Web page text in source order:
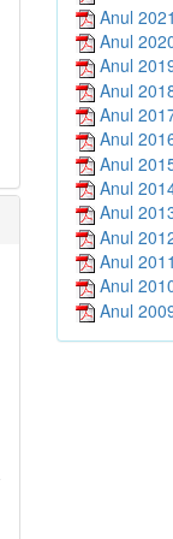
Anul 2021
Anul
Anul
Anul
Anul
Anul
Anul
Anul
Anul
Anul
Anul 2011
Anul
Anul